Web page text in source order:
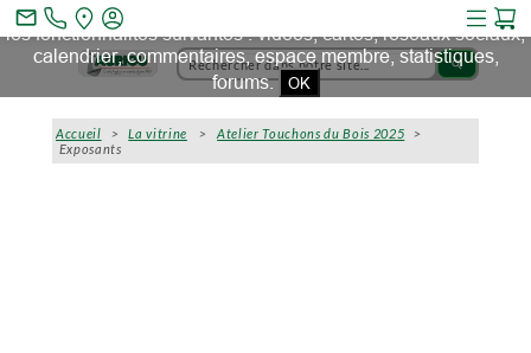
search
Accueil >La vitrine >Atelier Touchons du Bois 2025 >
Exposants
mail_outline
Ce site et des sites tiers qu'il utilise collectent des cookies pour
les fonctionnalités suivantes : vidéos, cartes, réseaux sociaux,
calendrier, commentaires, espace membre, statistiques,
forums. OK